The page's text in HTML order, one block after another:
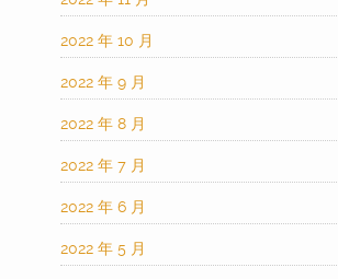
2022 年 10 月
2022 年 9 月
2022 年 8 月
2022 年 7 月
2022 年 6 月
2022 年 5 月